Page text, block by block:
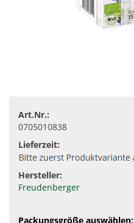
Art.Nr.:
0705010838
Lieferzeit:
Hersteller:
Freudenberger
Packungsgröße auswählen: